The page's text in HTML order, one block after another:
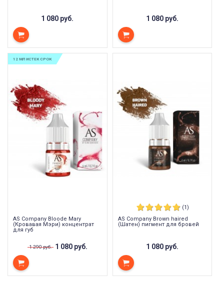
1 080 руб. 1 080 руб.
AS Company Bloode Mary
(Кровавая Мэри) концентрат
для губ
1 290 руб. 1 080 руб.
12 МЛ ИСТЕК СРОК
(1)
AS Company Brown haired
(Шатен) пигмент для бровей
1 080 руб.